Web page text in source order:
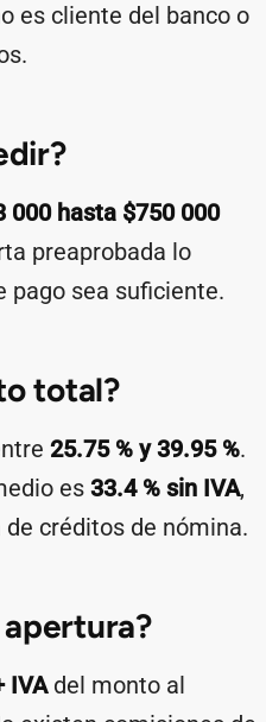
es cliente del banco o
000 hasta $750 000
preaprobada lo
pago sea suficiente.
total?
25.75 % y 39.95 %.
es 33.4 % sin IVA,
créditos de nómina.
IVAdel monto al